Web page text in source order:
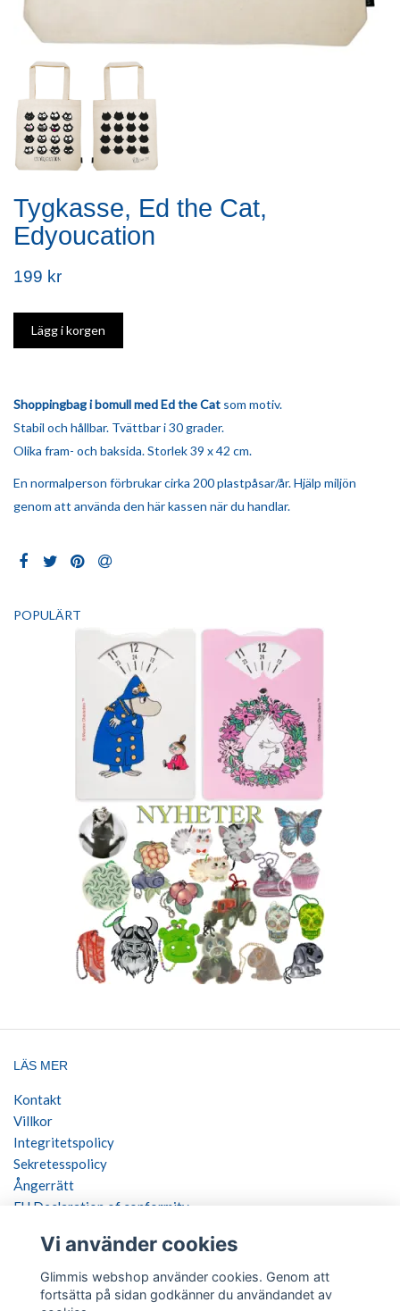
Tygkasse, Ed the Cat,
Edyoucation
199 kr
Shoppingbag i bomull med Ed the Cat som motiv.
Stabil och hållbar. Tvättbar i 30 grader.
Olika fram- och baksida. Storlek 39 x 42 cm.
En normalperson förbrukar cirka 200 plastpåsar/år. Hjälp miljön
genom att använda den här kassen när du handlar.
POPULÄRT
LÄS MER
Kontakt
Villkor
Integritetspolicy
Sekretesspolicy
Ångerrätt
EU Declaration of conformity
SOCIALA MEDIER
Vi använder cookies
Glimmis webshop använder cookies. Genom att
fortsätta på sidan godkänner du användandet av